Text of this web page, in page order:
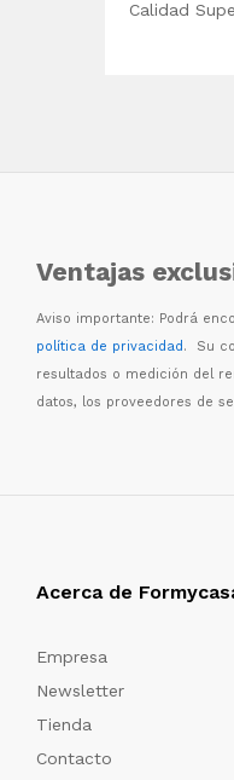
Calidad
Ventajas
Aviso importante: Podrá
política de privacidad. Su
resultados o medición del
datos, los proveedores de
Acerca de
Empresa
Newsletter
Tienda
Contacto